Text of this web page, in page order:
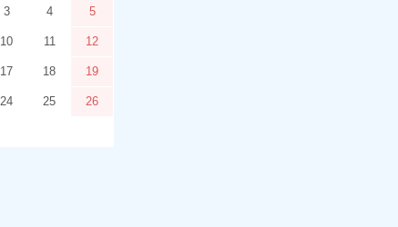
3 4 5
10 11 12
17 18 19
24 25 26